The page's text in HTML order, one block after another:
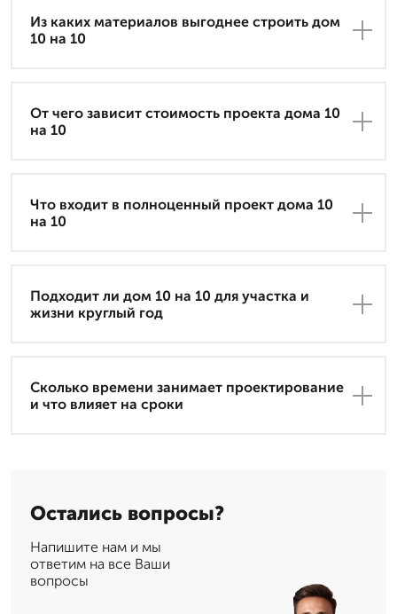
Из каких материалов выгоднее строить дом
10 на 10
От чего зависит стоимость проекта дома 10
на 10
Что входит в полноценный проект дома 10
на 10
Подходит ли дом 10 на 10 для участка и
жизни круглый год
Сколько времени занимает проектирование
и что влияет на сроки
Остались вопросы?
Напишите нам и мы
ответим на все Ваши
вопросы